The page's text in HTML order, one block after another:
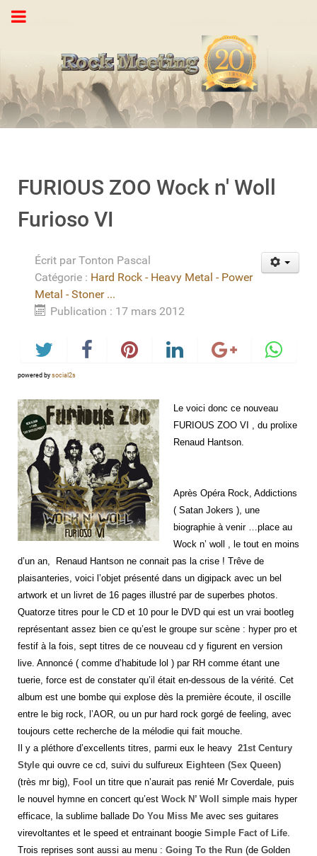
FURIOUS ZOO Wock n' Woll
Furioso VI
Écrit par Tonton Pascal
Catégorie : Hard Rock - Heavy Metal - Power
Metal - Stoner ...
Publication : 17 mars 2012
powered by social2s
Le voici donc ce nouveau
FURIOUS ZOO VI , du prolixe
Renaud Hantson.
Après Opéra Rock, Addictions
( Satan Jokers ), une
biographie à venir …place au
Wock n’ woll , le tout en moins
d’un an, Renaud Hantson ne connait pas la crise ! Trêve de
plaisanteries, voici l’objet présenté dans un digipack avec un bel
artwork et un livret de 16 pages illustré par de superbes photos.
Quatorze titres pour le CD et 10 pour le DVD qui est un vrai bootleg
représentant assez bien ce qu’est le groupe sur scène : hyper pro et
festif à la fois, sept titres de ce nouveau cd y figurent en version
live. Annoncé ( comme d’habitude lol ) par RH comme étant une
tuerie, force est de constater qu’il était en-dessous de la vérité. Cet
album est une bombe qui explose dès la première écoute, il oscille
entre le big rock, l’AOR, ou un pur hard rock gorgé de feeling, avec
toujours cette recherche de la mélodie qui fait mouche.
Il y a pléthore d’excellents titres, parmi eux le heavy 21st Century
Style qui ouvre ce cd, suivi du sulfureux Eighteen (Sex Queen)
(très mr big), Fool un titre que n’aurait pas renié Mr Coverdale, puis
le nouvel hymne en concert qu’est Wock N’ Woll simple mais hyper
efficace, la sublime ballade Do You Miss Me avec ses guitares
virevoltantes et le speed et entrainant boogie Simple Fact of Life
Trois reprises sont aussi au menu : Going To the Run (de Golden